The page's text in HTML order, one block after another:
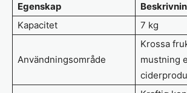
Egenskap
Kapacitet
7 kg
Användningsområde
Krossa
mustning